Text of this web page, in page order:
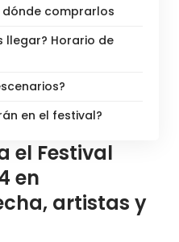
dónde comprarlos
llegar? Horario de
en el festival?
el Festival
en
artistas y